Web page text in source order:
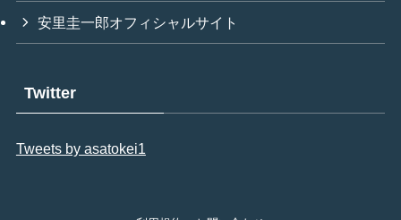
安里圭一郎オフィシャルサイト
Twitter
Tweets by asatokei1